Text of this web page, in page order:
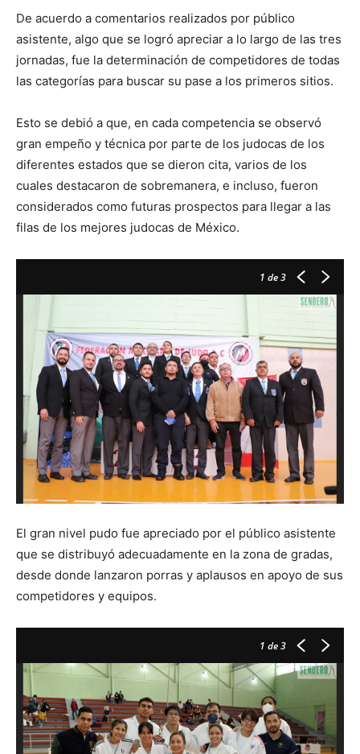
De acuerdo a comentarios realizados por público
asistente, algo que se logró apreciar a lo largo de las tres
jornadas, fue la determinación de competidores de todas
las categorías para buscar su pase a los primeros sitios.
Esto se debió a que, en cada competencia se observó
gran empeño y técnica por parte de los judocas de los
diferentes estados que se dieron cita, varios de los
cuales destacaron de sobremanera, e incluso, fueron
considerados como futuras prospectos para llegar a las
filas de los mejores judocas de México.
1 de 3
El gran nivel pudo fue apreciado por el público asistente
que se distribuyó adecuadamente en la zona de gradas,
desde donde lanzaron porras y aplausos en apoyo de sus
competidores y equipos.
1 de 3